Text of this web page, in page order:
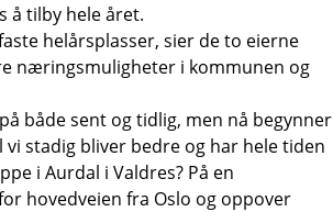
å tilby hele året.
helårsplasser, sier de to eierne
næringsmuligheter i kommunen og
både sent og tidlig, men nå begynner
stadig bliver bedre og har hele tiden
i Aurdal i Valdres? På en
hovedveien fra Oslo og oppover